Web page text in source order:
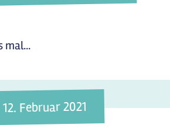
mal...
Februar 2021